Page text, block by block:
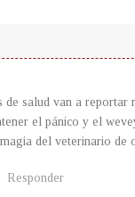
de salud van a reportar
el pánico y el
del veterinario de
Responder